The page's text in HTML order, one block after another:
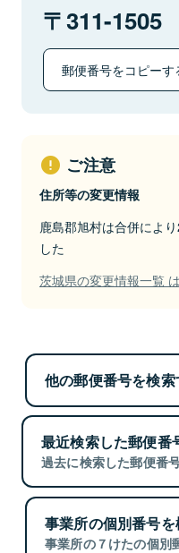
311-1505
郵便番号をコピーす
ご注意
住所等の変更情報
鹿島郡旭村は合併によ
した
茨城県の変更情報一覧
他の郵便番号を検索
最近検索した郵便番
過去に検索した郵便番
事業所の個別番号を
事業所の７けたの個別